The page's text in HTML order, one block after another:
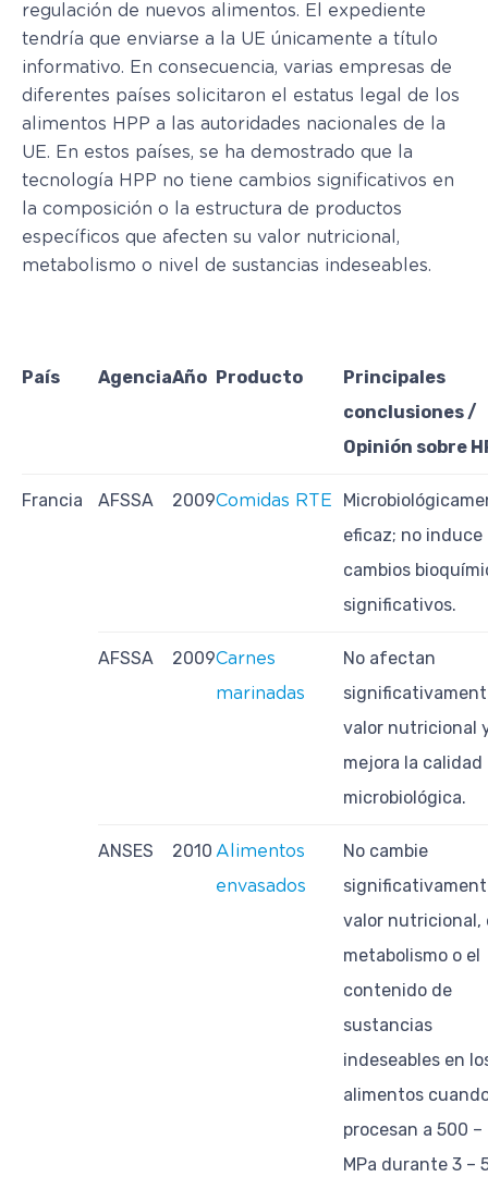
regulación de nuevos alimentos. El expediente
tendría que enviarse a la UE únicamente a título
informativo. En consecuencia, varias empresas de
diferentes países solicitaron el estatus legal de los
alimentos HPP a las autoridades nacionales de la
UE. En estos países, se ha demostrado que la
tecnología HPP no tiene cambios significativos en
la composición o la estructura de productos
específicos que afecten su valor nutricional,
metabolismo o nivel de sustancias indeseables.
País AgenciaAño Producto
Principales
conclusiones /
Opinión sobre
Francia AFSSA 2009Comidas RTE
eficaz; no induce
cambios
significativos.
AFSSA 2009Carnes
marinadas
No afectan
valor nutricional
mejora la calidad
microbiológica.
ANSES 2010 Alimentos
envasados
No cambie
valor nutricional,
metabolismo o el
contenido de
sustancias
indeseables en
alimentos
procesan a 500
MPa durante 3 –